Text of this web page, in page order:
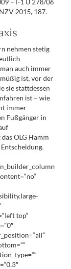
2015, 187.
nehmen stetig
auch immer
ist, vor der
sie stattdessen
ist – wie
immer
Fußgänger in
OLG Hamm
top“